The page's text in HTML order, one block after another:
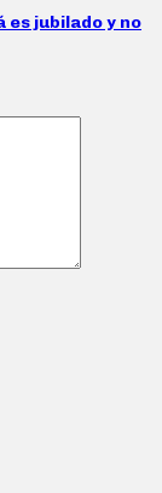
es jubilado y no